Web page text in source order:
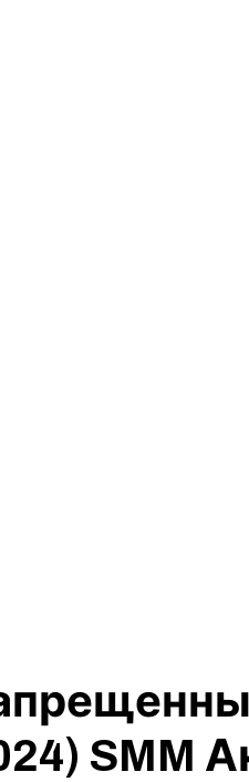
SMM